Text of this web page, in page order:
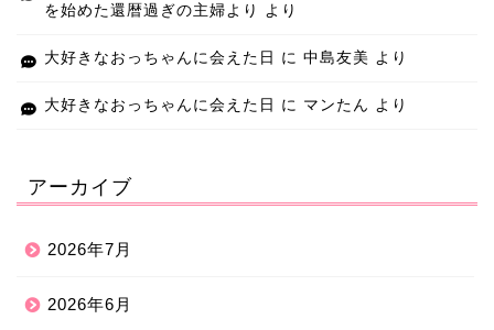
を始めた還暦過ぎの主婦より
より
大好きなおっちゃんに会えた日 に 中島友美 より
大好きなおっちゃんに会えた日 に マンたん より
アーカイブ
2026年7月
2026年6月